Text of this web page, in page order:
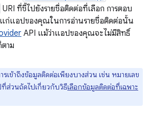
URI ที่ชี้ไปยังรายชื่อติดต่อที่เลือก การตอบ
ก่แอปของคุณในการอ่านรายชื่อติดต่อนั้น
API แม้ว่าแอปของคุณจะไม่มีสิทธิ์
าม
รเข้าถึงข้อมูลติดต่อเพียงบางส่วน เช่น หมายเลข
ส่วนถัดไปเกี่ยวกับวิธีเลือกข้อมูลติดต่อที่เฉพาะ